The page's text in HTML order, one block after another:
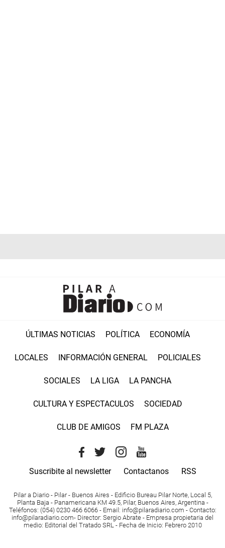
ÚLTIMAS NOTICIAS POLÍTICA ECONOMÍA
LOCALES INFORMACIÓN GENERAL POLICIALES
SOCIALES LA LIGA LA PANCHA
CULTURA Y ESPECTACULOS SOCIEDAD
CLUB DE AMIGOS FM PLAZA
Suscribite al newsletter Contactanos RSS
Pilar a Diario - Pilar - Buenos Aires - Edificio Bureau Pilar Norte, Local 5,
Planta Baja - Panamericana KM 49.5, Pilar, Buenos Aires, Argentina -
Teléfonos: (054) 0230 466 6066 - Email : info@pilaradiario.com - Contacto:
info@pilaradiario.com- Director: Sergio Abrate - Empresa propietaria del
medio: Editorial del Tratado SRL - Fecha de Inicio: Febrero 2010